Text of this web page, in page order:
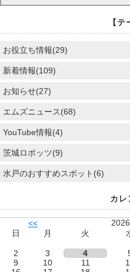
【
お役立ち情報(29)
新着情報(109)
お知らせ(27)
エムズニュース(68)
YouTube情報(4)
茨城ロボッツ(9)
水戸のおすすめスポット(6)
カレ
<<
日
月 火
2
3 4
9
10 11